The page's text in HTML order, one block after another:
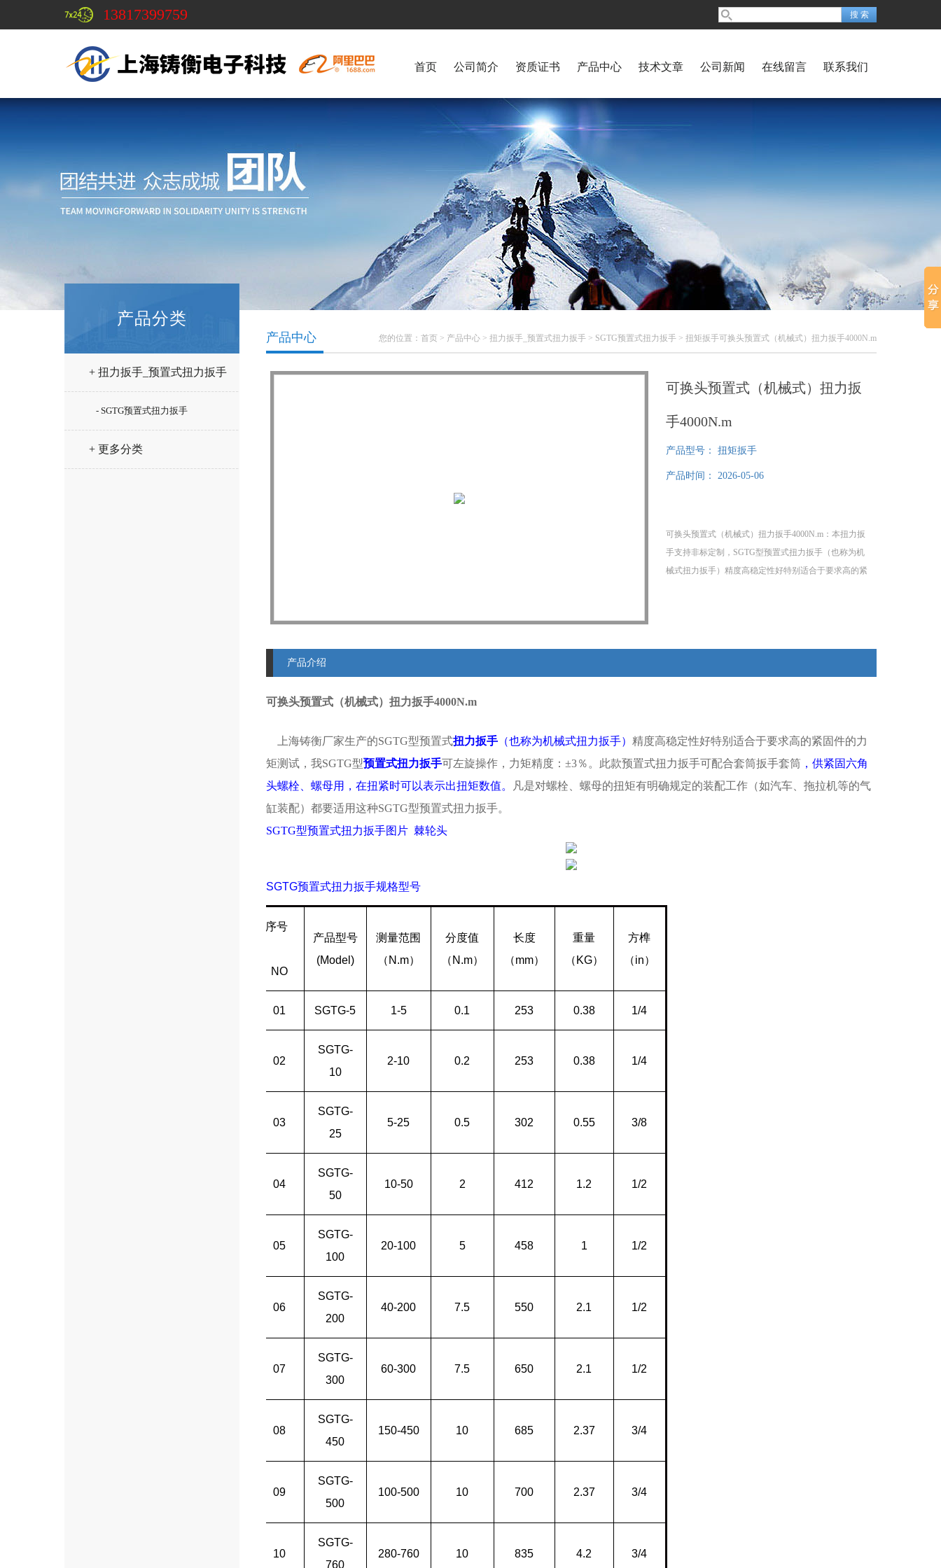
13817399759
首页 公司简介 资质证书 产品中心 技术文章 公司新闻 在线留言 联系我们
产品分类
+ 扭力扳手_预置式扭力扳手
- SGTG预置式扭力扳手
+ 更多分类
您的位置： 首页 > 产品中心 > 扭力扳手_预置式扭力扳手 > SGTG预置式扭力扳手 > 扭矩扳手可换头预置式（机械式）扭力扳手4000N.m
产品中心
可换头预置式（机械式）扭力扳
手4000N.m
产品型号： 扭矩扳手
产品时间： 2026-05-06
可换头预置式（机械式）扭力扳手4000N.m：本扭力扳
手支持非标定制，SGTG型预置式扭力扳手（也称为机
械式扭力扳手）精度高稳定性好特别适合于要求高的紧
产品介绍
可换头预置式（机械式）扭力扳手4000N.m
上海铸衡厂家生产的SGTG型预置式扭力扳手 （也称为机械式扭力扳手） 精度高稳定性好特别适合于要求高的紧固件的力
矩测试，我SGTG型预置式扭力扳手可左旋操作，力矩精度：±3％。此款预置式扭力扳手可配合套筒扳手套筒 ，供紧固六角
头螺栓、螺母用，在扭紧时可以表示出扭矩数值。
凡是对螺栓、螺母的扭矩有明确规定的装配工作（如汽车、拖拉机等的气
缸装配）都要适用这种SGTG型预置式扭力扳手。
SGTG型预置式扭力扳手图片 棘轮头
SGTG预置式扭力扳手规格型号
序号
NO
产品型号
(Model)
测量范围
（ N.m）
分度值
（ N.m）
长度
（mm）
重量
（ KG）
方榫
（in）
01 SGTG-5 1-5 0.1 253 0.38 1/4
02
SGTG-
10
2-10 0.2 253 0.38 1/4
03
SGTG-
25
5-25 0.5 302 0.55 3/8
04
SGTG-
50
10-50 2 412 1.2 1/2
05
SGTG-
100
20-100 5 458 1 1/2
06
SGTG-
200
40-200 7.5 550 2.1 1/2
07
SGTG-
300
60-300 7.5 650 2.1 1/2
08
SGTG-
450
150-450 10 685 2.37 3/4
09
SGTG-
500
100-500 10 700 2.37 3/4
10
SGTG-
760
280-760 10 835 4.2 3/4